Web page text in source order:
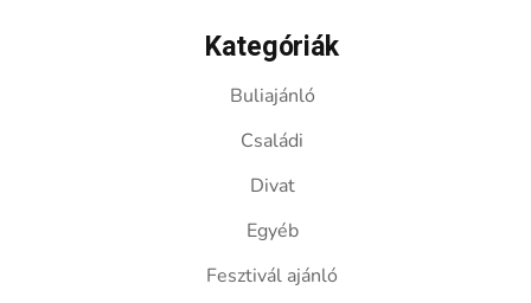
Kategóriák
Buliajánló
Családi
Divat
Egyéb
Fesztivál ajánló